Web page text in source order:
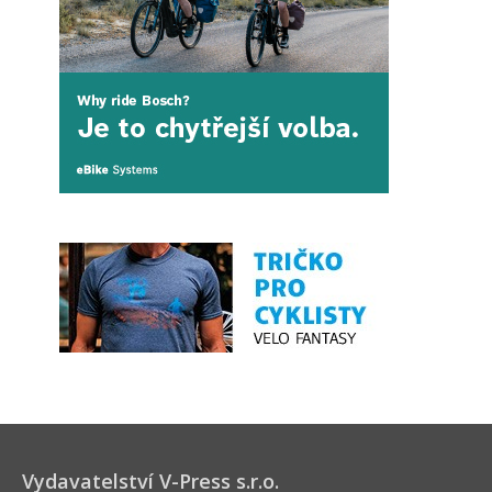
Vydavatelství V-Press s.r.o.